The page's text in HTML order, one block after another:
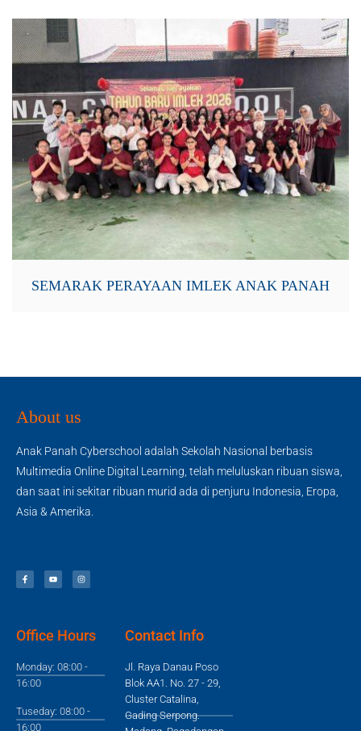
SEMARAK PERAYAAN IMLEK ANAK PANAH
About us
Anak Panah Cyberschool adalah Sekolah Nasional berbasis
Multimedia Online Digital Learning, telah meluluskan ribuan siswa,
dan saat ini sekitar ribuan murid ada di penjuru Indonesia, Eropa,
Asia & Amerika.
Office Hours
Monday: 08:00 -
16:00
Tuseday: 08:00 -
16:00
Contact Info
Jl. Raya Danau Poso
Blok AA1. No. 27 - 29,
Cluster Catalina,
Gading Serpong.